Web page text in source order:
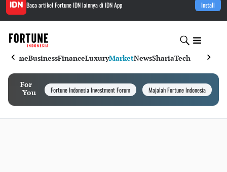
Baca artikel Fortune IDNlainnya di IDN App Install
HomeBusinessFinanceLuxuryMarketNewsShariaTech
For
You
Fortune Indonesia Investment Forum Majalah Fortune Indonesia